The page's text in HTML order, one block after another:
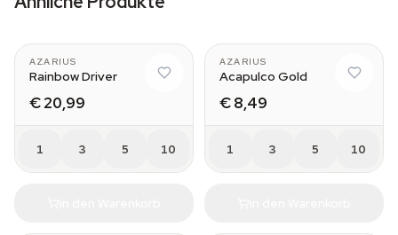
AZARIUS
Rainbow Driver
€ 20,99
1 3 5 10
AZARIUS
Acapulco Gold
€ 8,49
1 3 5 10